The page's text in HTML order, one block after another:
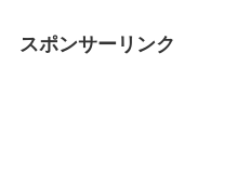
スポンサーリンク